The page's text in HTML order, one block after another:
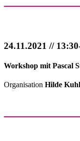
24.11.2021 //
Workshop mit Pascal
Organisation Hilde